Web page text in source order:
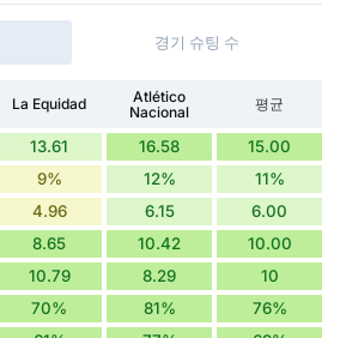
경기 슈팅 수
La Equidad
Atlético
Nacional
평균
13.61 16.58 15.00
9% 12% 11%
4.96 6.15 6.00
8.65 10.42 10.00
10.79 8.29 10
70% 81% 76%